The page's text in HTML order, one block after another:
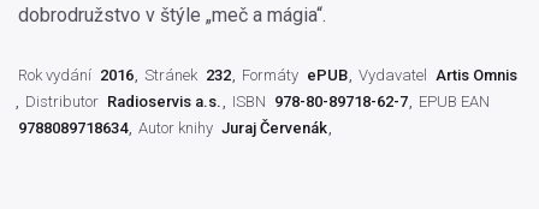
dobrodružstvo v štýle „meč a mágia“.
Rok vydání 2016 Stránek 232 Formáty ePUB Vydavatel
Artis Omnis
Distributor Radioservis a.s. ISBN 978-80-89718-62-7
EPUB EAN
9788089718634 Autor knihy Juraj Červenák